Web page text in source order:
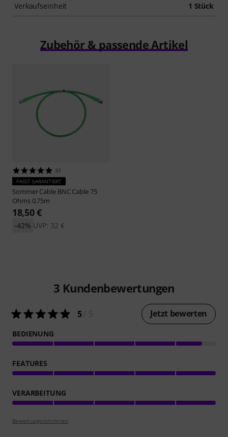
Verkaufseinheit 1 Stück
Zubehör & passende Artikel
31
PASST GARANTIERT
Sommer Cable BNC Cable 75
Ohms 0,75m
18,50 €
UVP: 32 €
-42%
3 Kundenbewertungen
5/ 5 Jetzt bewerten
BEDIENUNG
FEATURES
VERARBEITUNG
Bewertungsrichtlinien